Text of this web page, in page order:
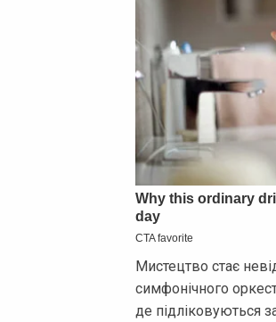
Мистецтво стає
симфонічного
де підліковуються